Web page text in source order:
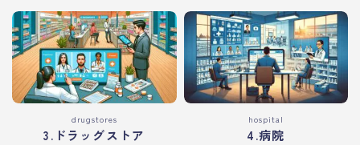
drugstores
3.ドラッグストア
hospital
4.病院